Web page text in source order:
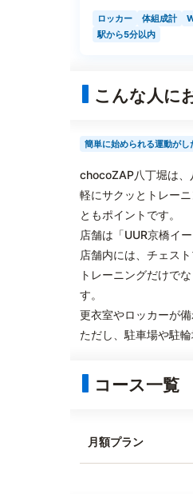
ロッカー 体組成計
駅から5分以内
こんな人に
簡単に始められる運動がし
chocoZAP八丁堀は、
軽にサクッとトレー
ともポイントです。
店舗は「UUR京橋イ
店舗内には、チェス
トレーニングだけで
す。
更衣室やロッカーが
ただし、駐車場や駐
コース一覧
月額プラン